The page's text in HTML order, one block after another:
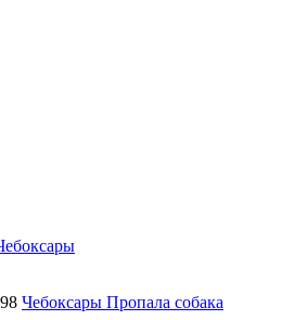
Чебоксары Пропала собака